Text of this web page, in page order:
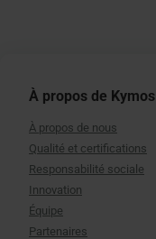
À propos de Kymos
À propos de nous
Qualité et certifications
Responsabilité sociale
Innovation
Équipe
Partenaires